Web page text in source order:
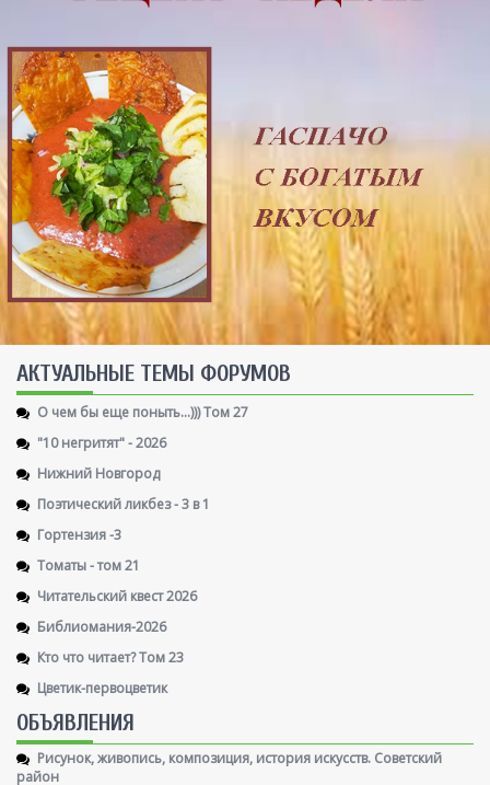
AКТУАЛЬНЫЕ ТЕМЫ ФОРУМОВ
О чем бы еще поныть...))) Том 27
"10 негритят" - 2026
Нижний Новгород
Поэтический ликбез - 3 в 1
Гортензия -3
Томаты - том 21
Читательский квест 2026
Библиомания-2026
Кто что читает? Том 23
Цветик-первоцветик
ОБЪЯВЛЕНИЯ
Рисунок, живопись, композиция, история искусств. Советский
район